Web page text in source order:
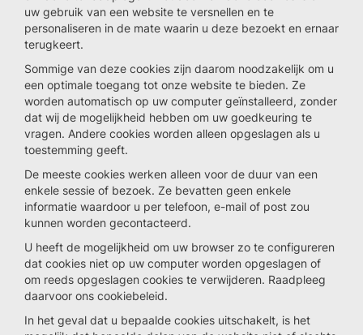
uw gebruik van een website te versnellen en te
personaliseren in de mate waarin u deze bezoekt en ernaar
terugkeert.
Sommige van deze cookies zijn daarom noodzakelijk om u
een optimale toegang tot onze website te bieden. Ze
worden automatisch op uw computer geïnstalleerd, zonder
dat wij de mogelijkheid hebben om uw goedkeuring te
vragen. Andere cookies worden alleen opgeslagen als u
toestemming geeft.
De meeste cookies werken alleen voor de duur van een
enkele sessie of bezoek. Ze bevatten geen enkele
informatie waardoor u per telefoon, e-mail of post zou
kunnen worden gecontacteerd.
U heeft de mogelijkheid om uw browser zo te configureren
dat cookies niet op uw computer worden opgeslagen of
om reeds opgeslagen cookies te verwijderen. Raadpleeg
daarvoor ons cookiebeleid.
In het geval dat u bepaalde cookies uitschakelt, is het